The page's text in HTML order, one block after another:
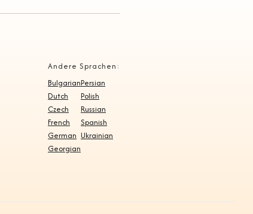
Andere Sprachen:
Bulgarian
Dutch
Czech
French
German
Georgian
Persian
Polish
Russian
Spanish
Ukrainian